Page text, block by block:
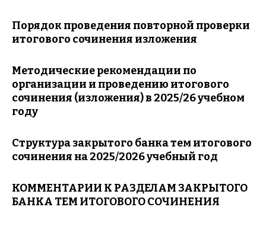
Порядок проведения повторной проверки
итогового сочинения изложения
Методические рекомендации по
организации и проведению итогового
сочинения (изложения) в 2025/26 учебном
году
Структура закрытого банка тем итогового
сочиненияна 2025/2026 учебный год
КОММЕНТАРИИ К РАЗДЕЛАМ ЗАКРЫТОГО
БАНКА ТЕМ ИТОГОВОГО СОЧИНЕНИЯ